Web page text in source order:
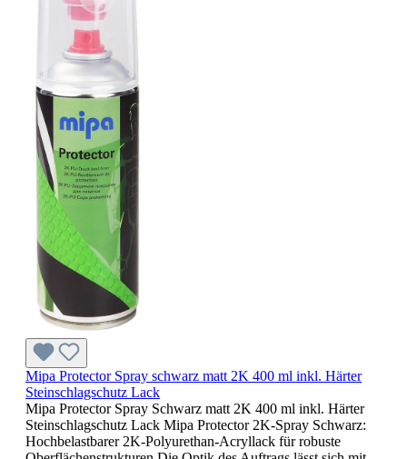
Mipa Protector Spray schwarz matt 2K 400 ml inkl. Härter
Steinschlagschutz Lack
Mipa Protector Spray Schwarz matt 2K 400 ml inkl. Härter
Steinschlagschutz Lack Mipa Protector 2K-Spray Schwarz:
Hochbelastbarer 2K-Polyurethan-Acryllack für robuste